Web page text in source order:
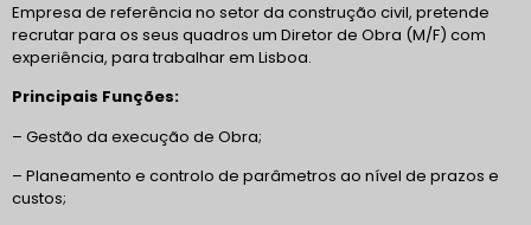
Empresa de referência no setor da construção civil, pretende
recrutar para os seus quadros um Diretor de Obra (M/F) com
experiência, para trabalhar em Lisboa.
Principais Funções:
– Gestão da execução de Obra;
– Planeamento e controlo de parâmetros ao nível de prazos e
custos;